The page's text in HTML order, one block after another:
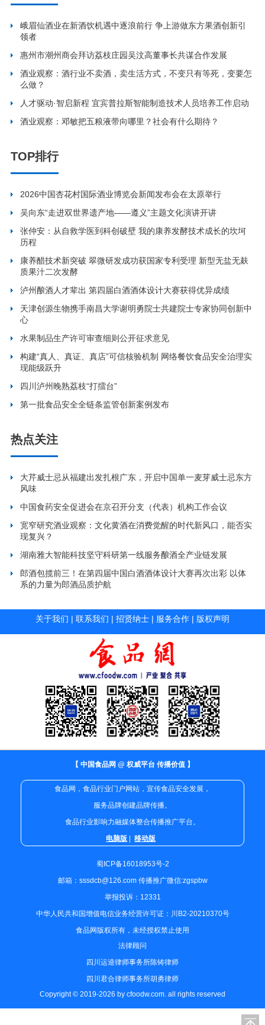
峨眉仙酒业在新酒饮机遇中逐浪前行 争上游做东方果酒创新引
领者
惠州市潮州商会拜访荔枝庄园吴汶高董事长共谋合作发展
酒业观察：酒行业不卖酒，卖生活方式，不变只有等死，变要怎
么做？
人才驱动·智启新程 宜宾普拉斯智能制造技术人员培养工作启动
酒业观察：邓敏把五粮液带向哪里？社会有什么期待？
TOP排行
2026中国杏花村国际酒业博览会新闻发布会在太原举行
吴向东“走进双世界遗产地——遵义”主题文化演讲开讲
张仲安：从自救学医到科创破壁 我的康养发酵技术成长的坎坷
历程
康养醋技术新突破 翠微研发成功获国家专利受理 新型无盐无麸
质果汁二次发酵
泸州酿酒人才辈出 第四届白酒酒体设计大赛获得优异成绩
天津创源生物携手南昌大学谢明勇院士共建院士专家协同创新中
心
水果制品生产许可审查细则公开征求意见
构建“真人、真证、真店”可信核验机制 网络餐饮食品安全治理实
现能级跃升
四川泸州晚熟荔枝“打擂台”
第一批食品安全全链条监管创新案例发布
热点关注
大芹威士忌从福建出发扎根广东，开启中国单一麦芽威士忌东方
风味
中国食药安全促进会在京召开分支（代表）机构工作会议
宽窄研究酒业观察：文化黄酒在消费觉醒的时代新风口，能否实
现复兴？
湖南雅大智能科技坚守科研第一线服务酿酒全产业链发展
郎酒包揽前三！在第四届中国白酒酒体设计大赛再次出彩 以体
系的力量为郎酒品质护航
关于我们 | 联系我们 | 招贤纳士 | 服务合作 | 版权声明
【 中国食品网 @ 权威平台 传播价值 】
食品网，食品行业门户网站，宣传食品安全发展，
服务品牌创建品牌传播。
食品行业影响力融媒体整合传播推广平台。
电脑版
移动版
蜀ICP备16018953号-2
邮箱：sssdcb@126.com 传播推广微信:zgspbw
举报投诉：12331
中华人民共和国增值电信业务经营许可证：川B2-20210370号
食品网版权所有，未经授权禁止使用
法律顾问
四川运逵律师事务所陈铸律师
四川君合律师事务所胡勇律师
Copyright © 2019-2026 by cfoodw.com. all rights reserved